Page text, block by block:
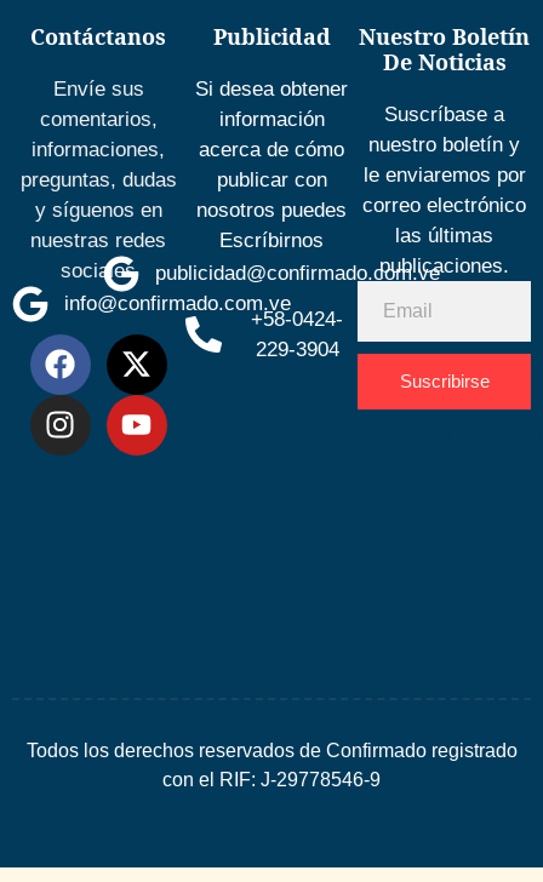
Contáctanos
Envíe sus
comentarios,
informaciones,
preguntas, dudas
y síguenos en
nuestras redes
sociales
info@confirmado.com.ve
Publicidad
Si desea obtener
información
acerca de cómo
publicar con
nosotros puedes
Escríbirnos
publicidad@confirmado.com.ve
+58-0424-
229-3904
Nuestro Boletín
De Noticias
Suscríbase a
nuestro boletín y
le enviaremos por
correo electrónico
las últimas
publicaciones.
Suscribirse
Todos los derechos reservados de Confirmado registrado
con el RIF: J-29778546-9